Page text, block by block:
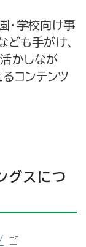
・学校向け事
ども手がけ、
かしなが
コンテンツ
グスにつ